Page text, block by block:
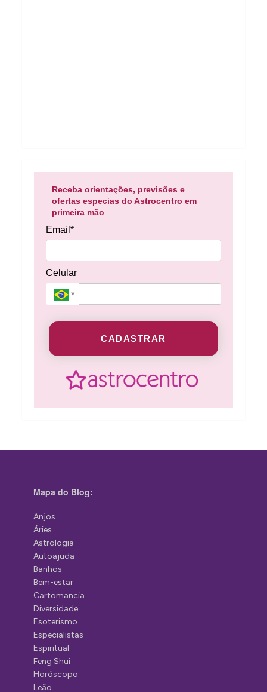
Receba orientações, previsões e
ofertas especias do Astrocentro em
primeira mão
Email*
Celular
CADASTRAR
Mapa do Blog:
Anjos
Áries
Astrologia
Autoajuda
Banhos
Bem-estar
Cartomancia
Diversidade
Esoterismo
Especialistas
Espiritual
Feng Shui
Horóscopo
Leão